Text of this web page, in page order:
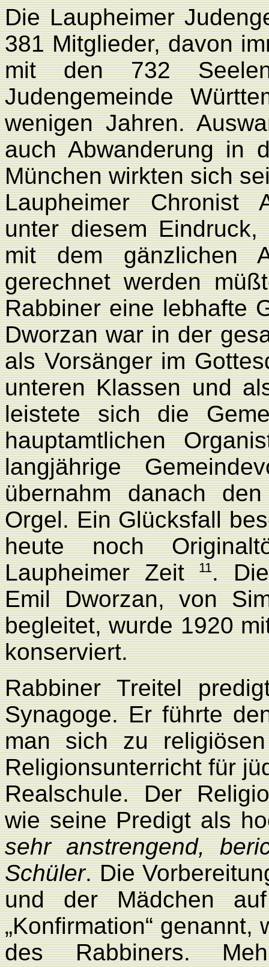
Die Laupheimer
381 Mitglieder, davon
mit den 732
Judengemeinde
wenigen Jahren.
auch Abwanderung in
München wirkten sich
Laupheimer Chronist
unter diesem
mit dem gänzli­chen
gerechnet werden
Rabbiner eine lebhafte
Dworzan war in der
als Vorsänger im
unteren Klassen und
leistete sich die
hauptamtlichen
langjährige
übernahm danach
Orgel. Ein Glücksfall
heute noch
Laupheimer Zeit11.
Emil Dworzan, von
begleitet, wurde 1920
konserviert.
Rabbiner Treitel
Synagoge. Er führte
man sich zu
Religionsunterricht für
Realschule. Der
wie seine Predigt als
sehr anstrengend,
Schüler. Die
und der Mädchen
„Konfirmation“
des Rabbiners.